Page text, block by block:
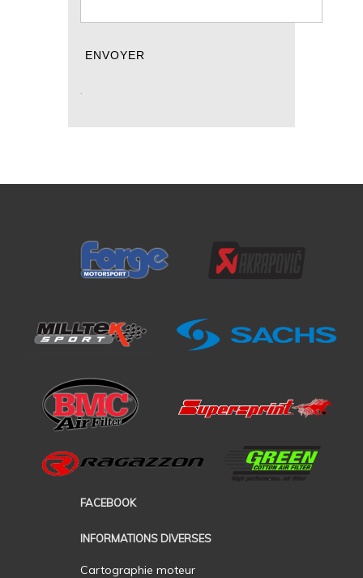
.
FACEBOOK
INFORMATIONS DIVERSES
Cartographie moteur